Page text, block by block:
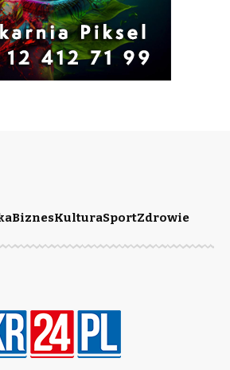
BiznesKulturaSportZdrowie